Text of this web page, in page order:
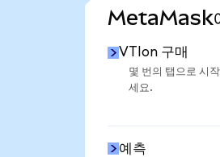
MetaMask
VTIon 구매
몇 번의 탭으로 시
세요.
예측